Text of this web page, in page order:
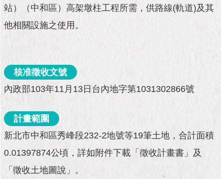
團
隊
告
願
景
及
成
站）（中和區）高架墩柱工程所需，供路線(軌道)及其
他相關設施之使用。
核准徵收文號
內政部103年11月13日台內地字第1031302866號
計畫範圍
新北市中和區秀峰段232-2地號等19筆土地，合計面積
0.01397874公頃，詳如附件下載「徵收計畫書」及
「徵收土地圖說」。